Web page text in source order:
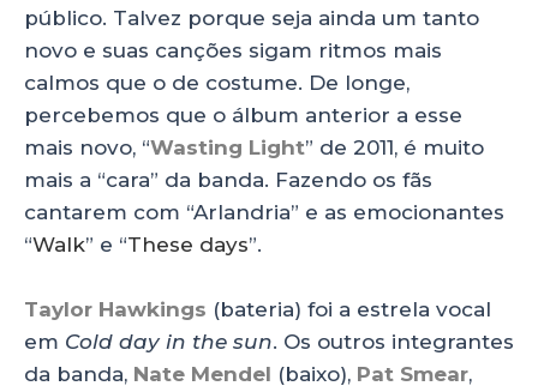
público. Talvez porque seja ainda um tanto
novo e suas canções sigam ritmos mais
calmos que o de costume. De longe,
percebemos que o álbum anterior a esse
mais novo, “Wasting Light” de 2011, é muito
mais a “cara” da banda. Fazendo os fãs
cantarem com “Arlandria” e as emocionantes
“Walk” e “These days”.
Taylor Hawkings (bateria) foi a estrela vocal
em Cold day in the sun. Os outros integrantes
da banda, Nate Mendel (baixo), Pat Smear,